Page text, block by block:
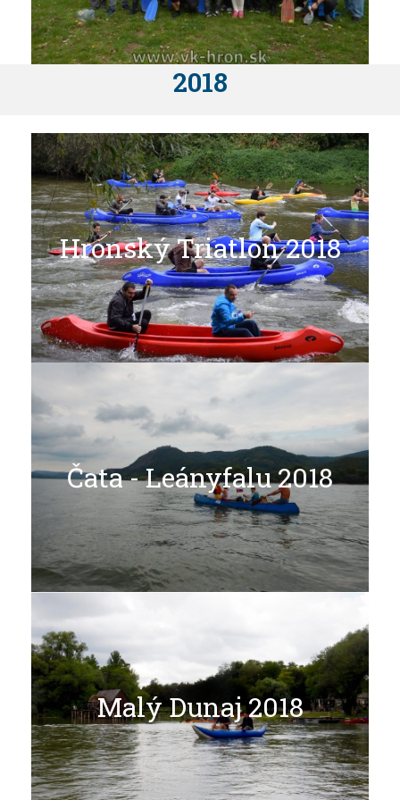
2018
Hronský Triatlon 2018
Hroský Triatlon 2018
Celá galéria
Čata - Leányfalu 2018
Čata - Leányfalu 2018
Celá galéria
Malý Dunaj 2018
Malý Dunaj 2018
Celá galéria